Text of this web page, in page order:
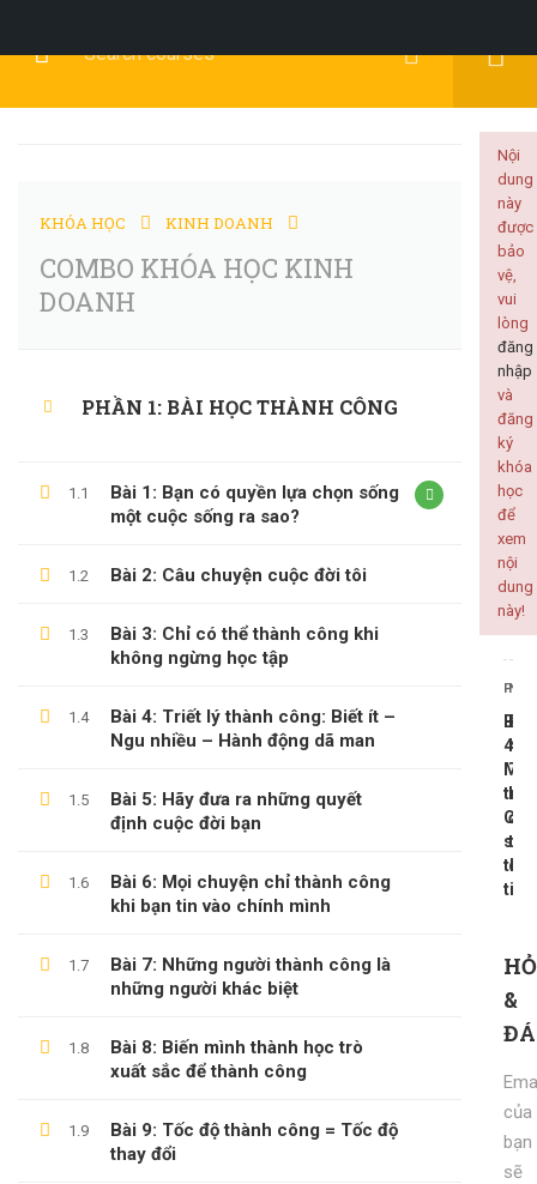
BACKEND
COMBO KHÓA HỌC KINH DOANH
KHÓA HỌC KINH DOANH
COMBO KHÓA HỌC KINH
DOANH
PHẦN 1: BÀI HỌC THÀNH CÔNG
1.1
Bài 1: Bạn có quyền lựa chọn sống
một cuộc sống ra sao?
1.2 Bài 2: Câu chuyện cuộc đời tôi
1.3
Bài 3: Chỉ có thể thành công khi
không ngừng học tập
1.4
Bài 4: Triết lý thành công: Biết ít –
Ngu nhiều – Hành động dã man
1.5
Bài 5: Hãy đưa ra những quyết
định cuộc đời bạn
1.6
Bài 6: Mọi chuyện chỉ thành công
khi bạn tin vào chính mình
1.7
Bài 7: Những người thành công là
những người khác biệt
1.8
Bài 8: Biến mình thành học trò
xuất sắc để thành công
1.9
Bài 9: Tốc độ thành công = Tốc độ
thay đổi
Nội
dung
này
được
bảo
vệ,
vui
lòng
đăng
nhập
và
đăng
ký
khóa
học
để
xem
nội
dung
này!
PREV
Bài
45:
Môi
Có
sự
tiến
Bài
47:
Tự
học
để
&
của
bạn
sẽ
ALL COURSES
BACKEND
CÔNG NGHỆ THÔNG TIN
KINH DOANH
KỸ NĂNG MỀM
LATEST COURSES
500,000 ₫99,000 ₫
600,000 ₫199,000 ₫
600,000 ₫ 99,000 ₫